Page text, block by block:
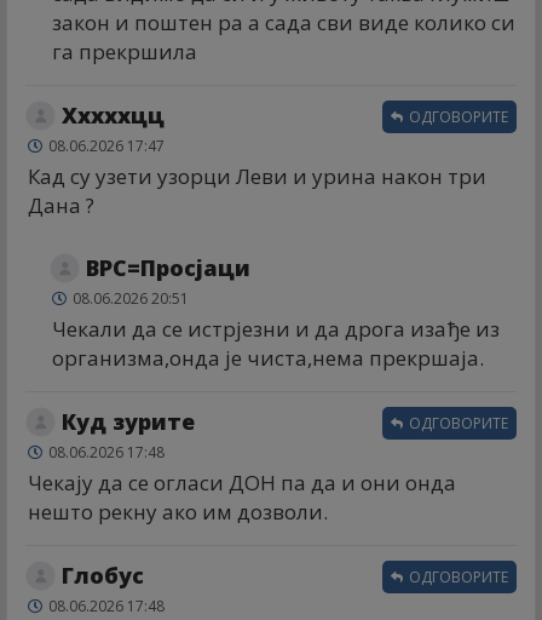
закон и поштен ра а сада сви виде колико си
га прекршила
Xxxxxцц
08.06.2026 17:47
Кад су узети узорци Леви и урина након три
Дана ?
ОДГОВОРИТЕ
ВРС=Просјаци
08.06.2026 20:51
Чекали да се истрјезни и да дрога изађе из
организма,онда је чиста,нема прекршаја.
Куд зурите
08.06.2026 17:48
Чекају да се огласи ДОН па да и они онда
нешто рекну ако им дозволи.
ОДГОВОРИТЕ
Глобус
08.06.2026 17:48
ОДГОВОРИТЕ